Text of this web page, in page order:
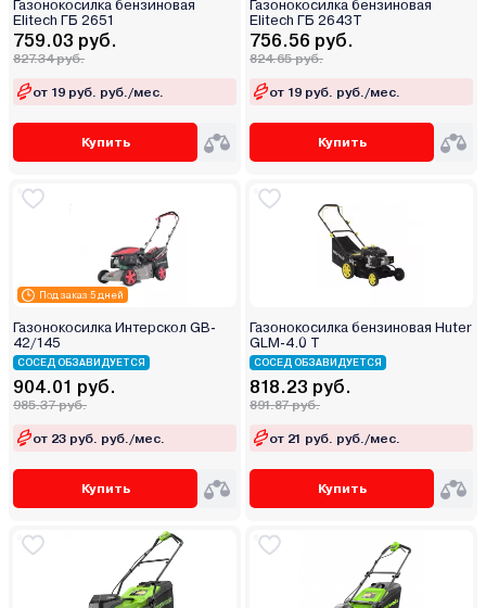
Газонокосилка бензиновая
Elitech ГБ 2651
759.03 руб.
827.34 руб.
от 19 руб. руб./мес.
Купить
Газонокосилка бензиновая
Elitech ГБ 2643Т
756.56 руб.
824.65 руб.
от 19 руб. руб./мес.
Купить
Под заказ 5 дней
Газонокосилка Интерскол GB-
42/145
СОСЕД ОБЗАВИДУЕТСЯ
904.01 руб.
985.37 руб.
от 23 руб. руб./мес.
Купить
Газонокосилка бензиновая Huter
GLM-4.0 T
СОСЕД ОБЗАВИДУЕТСЯ
818.23 руб.
891.87 руб.
от 21 руб. руб./мес.
Купить